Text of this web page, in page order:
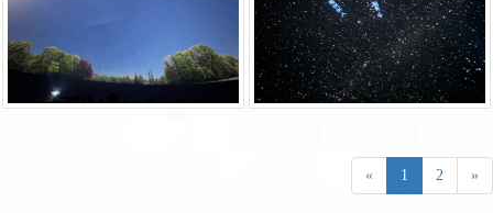
« 1 2 »